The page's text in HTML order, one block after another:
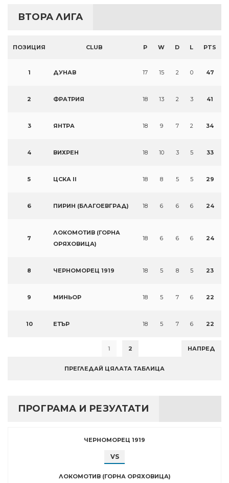
ВТОРА ЛИГА
ПОЗИЦИЯ CLUB P W D L PTS
1 ДУНАВ 17 15 2 0 47
2 ФРАТРИЯ 18 13 2 3 41
3 ЯНТРА 18 9 7 2 34
4 ВИХРЕН 18 10 3 5 33
5 ЦСКА II 18 8 5 5 29
6 ПИРИН (БЛАГОЕВГРАД) 18 6 6 6 24
7
ЛОКОМОТИВ (ГОРНА
ОРЯХОВИЦА)
18 6 6 6 24
8 ЧЕРНОМОРЕЦ 1919 18 5 8 5 23
9 МИНЬОР 18 5 7 6 22
10 ЕТЪР 18 5 7 6 22
1 2 НАПРЕД
ПРЕГЛЕДАЙ ЦЯЛАТА ТАБЛИЦА
ПРОГРАМА И РЕЗУЛТАТИ
ЧЕРНОМОРЕЦ 1919
VS
ЛОКОМОТИВ (ГОРНА ОРЯХОВИЦА)